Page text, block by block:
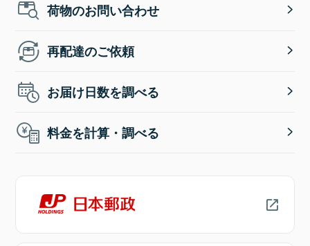
荷物のお問い合わせ
再配達のご依頼
お届け日数を調べる
料金を計算・調べる